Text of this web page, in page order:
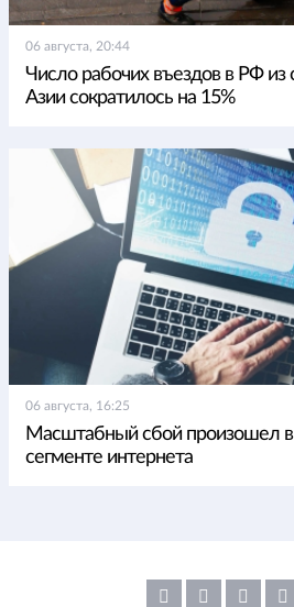
06 августа, 20:44
Число рабочих въездов в РФ из
Азии сократилось на 15%
06 августа, 16:25
Масштабный сбой произошел в
сегменте интернета